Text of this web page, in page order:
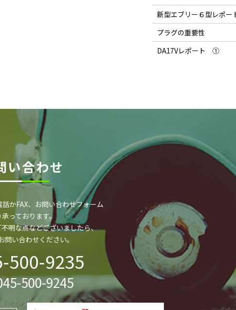
新型エブリー６型レポ
プラグの重要性
DA17Vレポート ①
い合わせ
かFAX、お問い合わせフォーム
承っております。
明な点などございましたら、
問い合わせください。
500-9235
500-9245